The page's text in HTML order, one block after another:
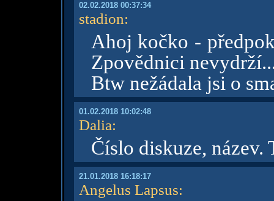
02.02.2018 00:37:34
stadion:
Ahoj kočko -
Zpovědnici
Btw nežádala jsi o
01.02.2018 10:02:48
Dalia:
Číslo diskuze, název.
21.01.2018 16:18:17
Angelus Lapsus: